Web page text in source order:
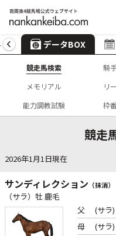
データBOX
競走馬検索 騎
メモリアル
リ
能力調教試験
枠
競走
2026年1月1日現在
サンディレクション （抹消）
（サラ）牡 鹿毛
父 (サラ)
母
(サラ)